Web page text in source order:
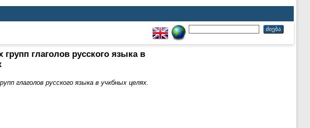
глаголов русского языка в
глаголов русского языка в учкбных целях.